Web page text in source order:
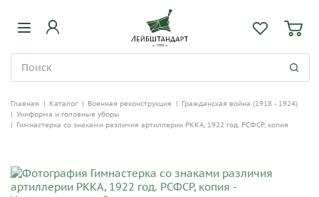
Главная | Каталог | Военная реконструкция | Гражданская война (1918 - 1924)
| Униформа и головные уборы
| Гимнастерка со знаками различия артиллерии РККА, 1922 год. РСФСР, копия